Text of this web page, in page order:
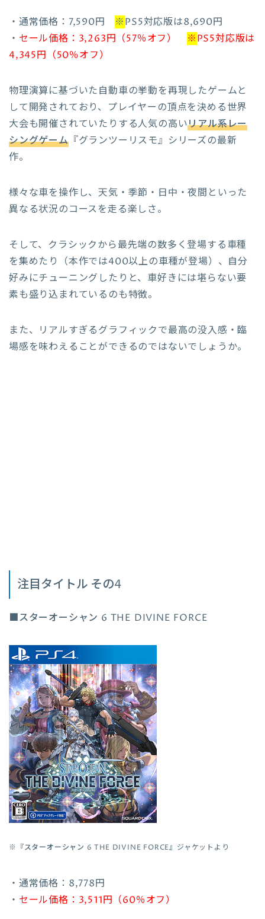
・通常価格：7,590円 ※PS5対応版は8,690円
・ セール価格：3,263円（57％オフ） ※PS5対応版は
4,345円（50％オフ）
物理演算に基づいた自動車の挙動を再現したゲームと
して開発されており、プレイヤーの頂点を決める世界
大会も開催されていたりする人気の高いリアル系レー
シングゲーム『グランツーリスモ』シリーズの最新
作。
様々な車を操作し、天気・季節・日中・夜間といった
異なる状況のコースを走る楽しさ。
そして、クラシックから最先端の数多く登場する車種
を集めたり（本作では400以上の車種が登場）、自分
好みにチューニングしたりと、車好きには堪らない要
素も盛り込まれているのも特徴。
また、リアルすぎるグラフィックで最高の没入感・臨
場感を味わえることができるのではないでしょうか。
注目タイトル その4
■スターオーシャン 6 THE DIVINE FORCE
※『スターオーシャン 6 THE DIVINE FORCE』ジャケットより
・通常価格：8,778円
・ セール価格：3,511円（60％オフ）